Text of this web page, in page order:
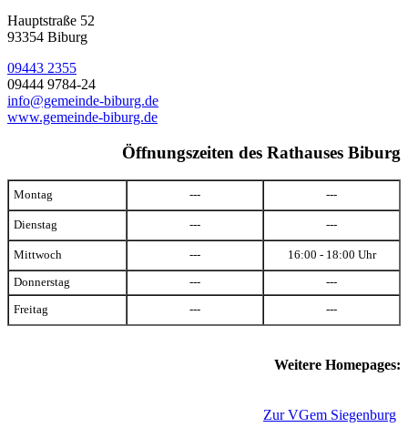
Hauptstraße 52
93354 Biburg
09443 2355
09444 9784-24
info@gemeinde-biburg.de
www.gemeinde-biburg.de
Öffnungszeiten des Rathauses Biburg
Montag --- ---
Dienstag --- ---
Mittwoch --- 16:00 - 18:00 Uhr
Donnerstag --- ---
Freitag --- ---
Weitere Homepages:
Zur VGem Siegenburg